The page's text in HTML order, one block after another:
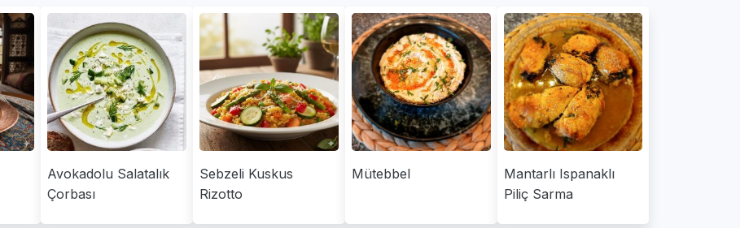
Avokadolu Salatalık
Çorbası
Sebzeli Kuskus
Rizotto
Mütebbel
Mantarlı Ispanaklı
Piliç Sarma